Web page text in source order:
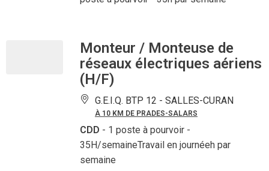
Monteur / Monteuse de
réseaux électriques aériens
(H/F)
G.E.I.Q. BTP 12 - SALLES-CURAN
À 10 KM DE PRADES-SALARS
CDD - 1 poste à pourvoir -
35H/semaineTravail en journéeh par
semaine